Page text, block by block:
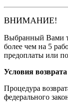
ВНИМАНИЕ!
Выбранный Вами
более чем на 5
предоплаты или
Условия
Процедура
федерального